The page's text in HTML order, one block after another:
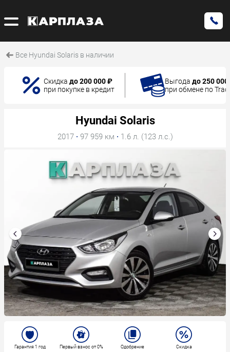
Все Hyundai Solaris в наличии
Скидка до 200 000 ₽
при покупке в кредит
Выгода до 250
при обмене по
Гарантия 1 год Первый взнос от 0%
Одобрение
Скидка
Hyundai Solaris
2017 · 97 959 км · 1.6 л. (123 л.с.)